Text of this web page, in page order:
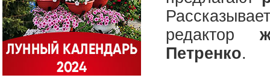
редактор
Петренко.